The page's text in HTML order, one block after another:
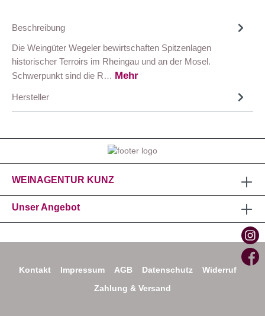
Beschreibung
Die Weingüter Wegeler bewirtschaften Spitzenlagen
historischer Terroirs im Rheingau und an der Mosel.
Schwerpunkt sind die R… Mehr
Hersteller
WEINAGENTUR KUNZ
Unser Angebot
Kontakt Impressum AGB Datenschutz
Widerruf
Zahlung & Versand